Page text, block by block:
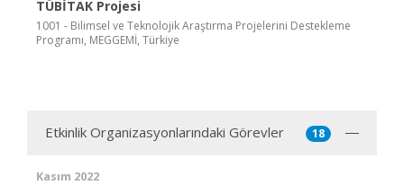
TÜBİTAK Projesi
1001 - Bilimsel ve Teknolojik Araştırma Projelerini Destekleme
Programı, MEGGEMİ, Türkiye
Etkinlik Organizasyonlarındaki Görevler 18
Kasım 2022